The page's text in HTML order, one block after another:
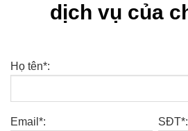
dịch vụ của
Họ tên*:
Email*: SĐT*: